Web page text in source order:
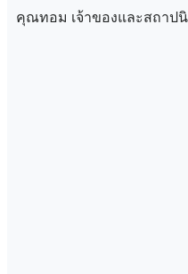
คุณทอม เจ้าของและสถาปนิ